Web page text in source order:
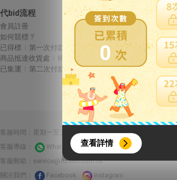
0
查看詳情
代bid流程
會員註冊
如何競標？
已得標
第一次付款
商品抵達收貨處
待集運
已集運
第二次付款
商品
賣家
運送損
全透明
客服時間：星期一至五 10:00-22:00 星期六至日13:00-22:00
客服專線：
Whatsapp 線上客服
客服郵箱： service@funbid.com.hk
關注我們：
Facebook Instagram